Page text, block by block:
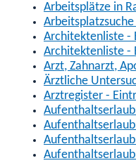
Arbeitsplätze in
Architektenliste -
Architektenliste -
Arzt, Zahnarzt,
Ärztliche
Arztregister -